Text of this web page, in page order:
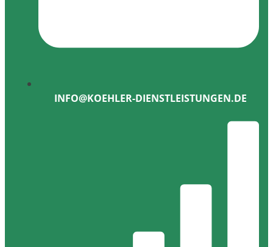
INFO@KOEHLER-DIENSTLEISTUNGEN.DE